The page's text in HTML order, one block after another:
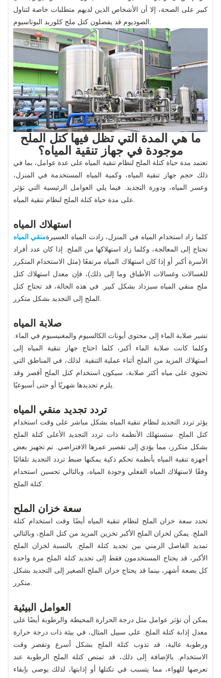
كبير على الصحة، إلا أن الأشخاص الذين لديهم متطلبات خاصة لتناول
ما هي المدة التي تظل فيها كتل الملح
موجودة في جهاز تنقية المياه؟
تعتمد مدة حياة كتلة الملح لنظام تنقية المياه على عدة عوامل، بما في
ذلك حجم جهاز تنقية المياه، وكمية المياه المستخدمة في المنزل،
وعسر المياه، ودورة التجديد. فيما يلي العوامل الرئيسية التي تؤثر
استهلاك المياه
كلما زاد استخدام المياه في المنزل، زادت المياه العسيرةمنقي المياه
تحتاج إلى المعالجة، وكلما زاد استهلاكها من الملح. إذا كان عدد أفراد
الأسرة أكبر أو إذا كان استهلاك المياه مرتفعًا (مثل الاستخدام المتكرر
للغسالات وغسالات الأطباق وما إلى ذلك)، فإن معدل استهلاك كتل
ملح منقي المياه سيزداد بشكل كبير. في هذه الحالة، قد تحتاج كتل
صلابة المياه
تشير صلابة الماء إلى محتوى أيونات الكالسيوم والمغنيسيوم في الماء.
وكلما كانت صلابة الماء أكبر، كلما احتاج جهاز تنقية المياه إلى
استهلاك المزيد من الملح أثناء عملية التنقية. لذلك، في المناطق التي
تحتوي على مياه أكثر صلابة، سيكون استخدام كتل الملح أقصر وقد
تردد تجديد منقي المياه
يؤثر تردد التجديد لنظام تنقية المياه بشكل مباشر على وقت استخدام
كتل الملح. ستستهلك الأنظمة ذات تردد التجديد الأعلى كتلة الملح
بشكل متكرر، مما يؤدي إلى تقصير عمرها الافتراضي. تم تجهيز بعض
أجهزة تنقية المياه بأنظمة تحكم ذكية يمكنها ضبط تردد التجديد تلقائيًا
وفقًا لاستهلاك المياه الفعلي وجودة المياه، وبالتالي تحسين استخدام
سعة خزان الملح
تحدد سعة خزان الملح لنظام تنقية المياه أيضًا وقت استخدام كتلة
الملح. يمكن لخزان الملح الأكبر تخزين المزيد من كتل الملح، وبالتالي
تمديد الفاصل الزمني بين تجديد كتلة الملح. بالنسبة لخزان الملح
الأكبر، قد يحتاج المستخدمون فقط إلى تجديد كتلة الملح مرة واحدة
كل بضعة أشهر، بينما قد يحتاج خزان الملح الصغير إلى التجديد بشكل
العوامل البيئية
يمكن أن تؤثر عوامل مثل درجة الحرارة المحيطة والرطوبة أيضًا على
معدل إذابة كتلة الملح. على سبيل المثال، في بيئة ذات درجة حرارة
ورطوبة عالية، قد تذوب كتلة الملح بشكل أسرع وتقصر وقت
الاستخدام. بالإضافة إلى ذلك، قد تمتص كتلة الملح الرطوبة عند
تعرضها للهواء، مما يتسبب في تكتلها أو إذابتها، لذلك يوصى بإبقاء